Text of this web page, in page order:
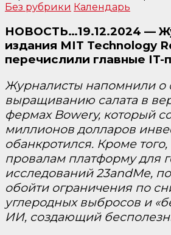
Без рубрики Календарь
НОВОСТЬ…19.12.2024 —
издания MIT Technology
перечислили главные IT-
Журналисты напомнили о
выращиванию салата в
фермах Bowery, который
миллионов долларов
обанкротился. Кроме
провалам платформу для
исследований 23andMe,
обойти ограничения по
углеродных выбросов и
ИИ, создающий